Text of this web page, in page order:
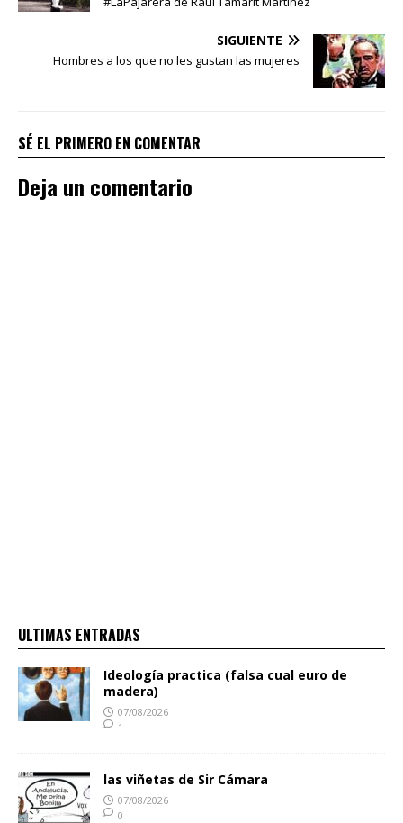
SIGUIENTE
Hombres a los que no les gustan las mujeres
SÉ EL PRIMERO EN COMENTAR
Deja un comentario
ULTIMAS ENTRADAS
Ideología practica (falsa cual euro de
madera)
07/08/2026
1
las viñetas de Sir Cámara
07/08/2026
0